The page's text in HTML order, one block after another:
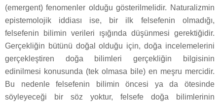
(emergent) fenomenler olduğu gösterilmelidir. Naturalizmin
epistemolojik iddiası ise, bir ilk felsefenin olmadığı,
felsefenin bilimin verileri ışığında düşünmesi gerektiğidir.
Gerçekliğin bütünü doğal olduğu için, doğa incelemelerini
gerçekleştiren doğa bilimleri gerçekliğin bilgisinin
edinilmesi konusunda (tek olmasa bile) en meşru mercidir.
Bu nedenle felsefenin bilimin öncesi ya da ötesinde
söyleyeceği bir söz yoktur, felsefe doğa bilimlerinin